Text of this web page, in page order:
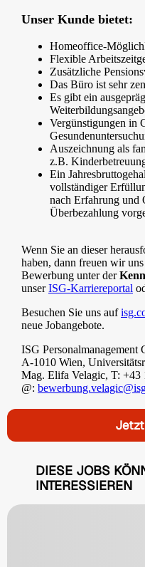
Unser Kunde bietet:
Homeoffice-
Flexible
Zusätzliche
Das Büro ist sehr
Es gibt ein
Vergünstigungen in
Auszeichnung als
z.B.
Ein
vollständiger
nach Erfahrung und
Überbezahlung
Wenn Sie an dieser
haben, dann freuen wir
Bewerbung unter der
unserISG-Karriereportal
Besuchen Sie uns auf
neue Jobangebote.
ISG Personalmanagement
A-1010 Wien,
Mag. Elifa Velagic, T: +43
@:
DIESE JOBS
INTERESSIEREN